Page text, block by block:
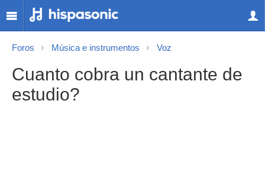
Foros Música e instrumentos Voz
Cuanto cobra un cantante de
estudio?